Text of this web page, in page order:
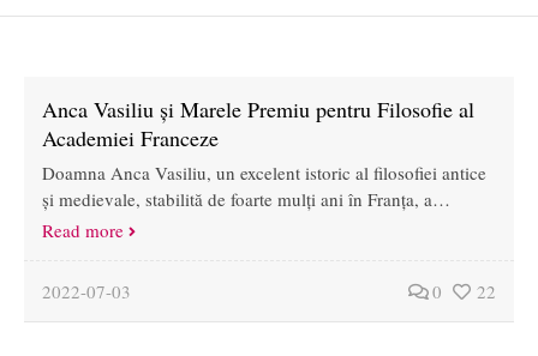
Anca Vasiliu și Marele Premiu pentru Filosofie al
Academiei Franceze
Doamna Anca Vasiliu, un excelent istoric al filosofiei antice
și medievale, stabilită de foarte mulți ani în Franța, a…
Read more
2022-07-03 0 22